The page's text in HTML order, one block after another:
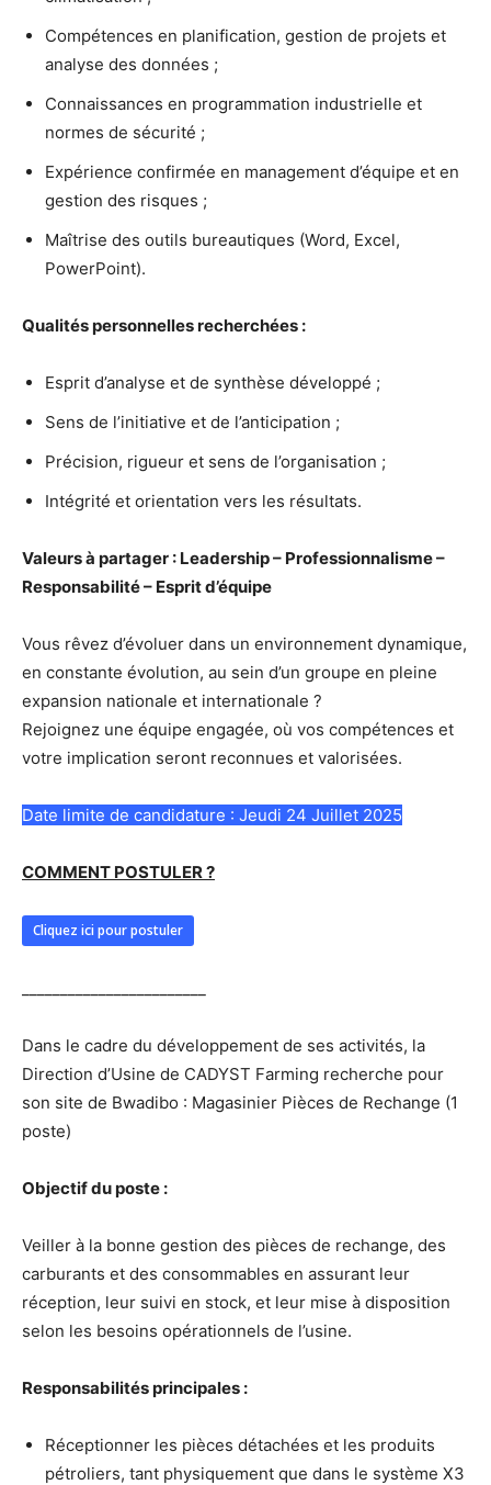
Compétences en planification, gestion de projets et
analyse des données ;
Connaissances en programmation industrielle et
normes de sécurité ;
Expérience confirmée en management d’équipe et en
gestion des risques ;
Maîtrise des outils bureautiques (Word, Excel,
PowerPoint).
Qualités personnelles recherchées :
Esprit d’analyse et de synthèse développé ;
Sens de l’initiative et de l’anticipation ;
Précision, rigueur et sens de l’organisation ;
Intégrité et orientation vers les résultats.
Valeurs à partager : Leadership – Professionnalisme –
Responsabilité – Esprit d’équipe
Vous rêvez d’évoluer dans un environnement dynamique,
en constante évolution, au sein d’un groupe en pleine
expansion nationale et internationale ?
Rejoignez une équipe engagée, où vos compétences et
votre implication seront reconnues et valorisées.
Date limite de candidature : Jeudi 24 Juillet 2025
COMMENT POSTULER ?
Cliquez ici pour postuler
Dans le cadre du développement de ses activités, la
Direction d’Usine de CADYST Farming recherche pour
son site de Bwadibo : Magasinier Pièces de Rechange (1
poste)
Objectif du poste :
Veiller à la bonne gestion des pièces de rechange, des
carburants et des consommables en assurant leur
réception, leur suivi en stock, et leur mise à disposition
selon les besoins opérationnels de l’usine.
Responsabilités principales :
Réceptionner les pièces détachées et les produits
pétroliers, tant physiquement que dans le système X3